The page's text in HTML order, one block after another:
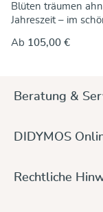
Blüten träumen
Jahreszeit – im
haben wir in
außen tragen,
Stoffen. Das
und
schön dehnbar in
Ab 105,00 €
Beratung &
DIDYMOS
Rechtliche